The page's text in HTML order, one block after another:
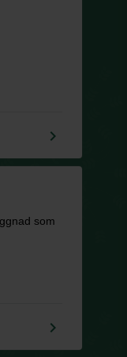
keyboard_arrow_right
som
keyboard_arrow_right